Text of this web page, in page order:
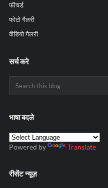
फीचर्ड
फोटो गैलरी
वीडियो गैलरी
सर्च करे
भाषा बदले
Powered by Translate
रीसेंट न्यूज़